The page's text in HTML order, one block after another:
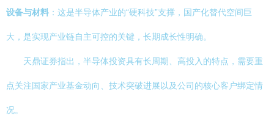
设备与材料 ：这是半导体产业的“硬科技”支撑，国产化替代空间巨
大，是实现产业链自主可控的关键，长期成长性明确。
天鼎证券指出，半导体投资具有长周期、高投入的特点，需要重
点关注国家产业基金动向、技术突破进展以及公司的核心客户绑定情
况。